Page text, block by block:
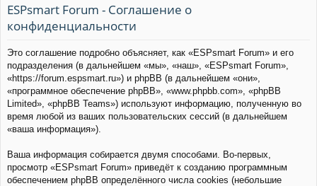
и
ы
ESPsmart Forum - Соглашение о
конфиденциальности
Это соглашение подробно объясняет, как «ESPsmart Forum» и его
подразделения (в дальнейшем «мы», «наш», «ESPsmart Forum»,
«https://forum.espsmart.ru») и phpBB (в дальнейшем «они»,
«программное обеспечение phpBB», «www.phpbb.com», «phpBB
Limited», «phpBB Teams») используют информацию, полученную во
время любой из ваших пользовательских сессий (в дальнейшем
«ваша информация»).
Ваша информация собирается двумя способами. Во-первых,
просмотр «ESPsmart Forum» приведёт к созданию программным
обеспечением phpBB определённого числа cookies (небольшие